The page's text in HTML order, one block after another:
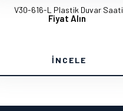
V30-616-L Plastik Duvar Saati
Fiyat Alın
İNCELE